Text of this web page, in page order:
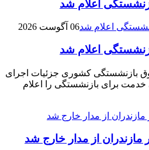
اعلام شد
06 آگوست 2026
اعلام شد
بازنشستگی کشوری جزئیات اجرای
خدمت برای بازنشستگی را اعلام